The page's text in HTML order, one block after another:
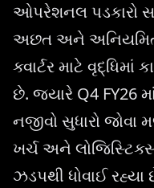
ઓપરેશનલ પડકારો
અછત અને અનિયમિત
ક્વાર્ટર માટે
છે. જ્યારે Q4 FY26
નજીવો સુધારો જોવા
ખર્ચ અને
ઝડપથી ધોવાઈ રહ્યા